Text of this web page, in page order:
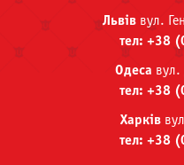
Львіввул.
тел: +38
Одеса вул.
тел: +38
Харків
тел: +38